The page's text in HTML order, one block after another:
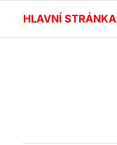
content
HLAVNÍ STRÁNKA